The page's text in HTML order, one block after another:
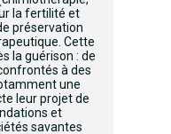
la fertilité et
préservation
Cette
la guérison : de
à des
une
leur projet de
et
savantes